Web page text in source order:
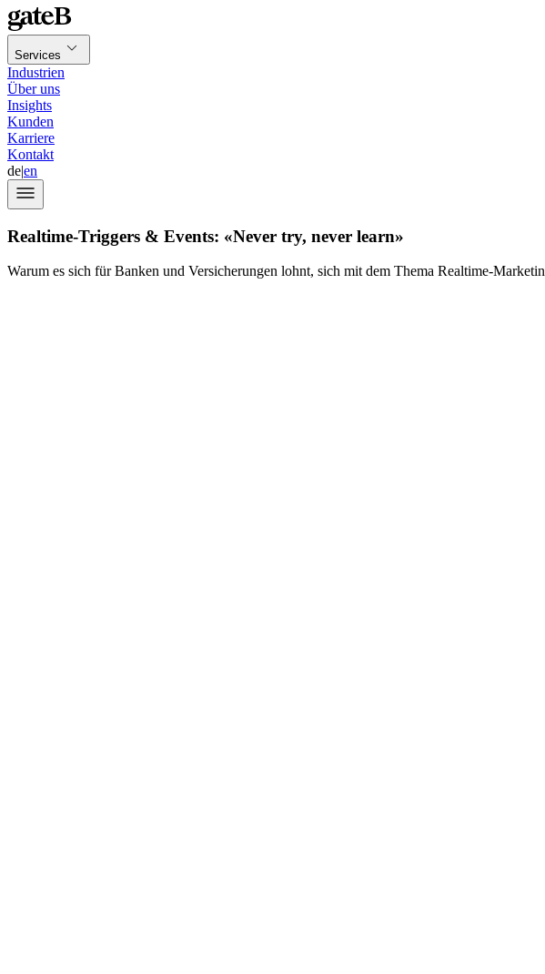
Services
Industrien
Über uns
Insights
Kunden
Karriere
Kontakt
de|en
Realtime-Triggers & Events: «Never try, never learn»
Warum es sich für Banken und Versicherungen lohnt, sich mit dem Thema Realtime-